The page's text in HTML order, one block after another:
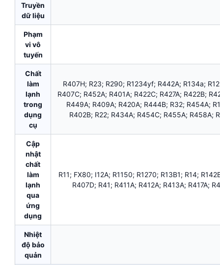
Truyền
dữ liệu
Phạm
vi vô
tuyến
Chất
làm
lạnh
trong
dụng
cụ
R407H; R23; R290; R1234yf; R442A; R134a;
R407C; R452A; R401A; R422C; R427A; R422B;
R449A; R409A; R420A; R444B; R32; R454A;
R402B; R22; R434A; R454C; R455A; R458A;
Cập
nhật
chất
làm
lạnh
qua
ứng
dụng
R11; FX80; I12A; R1150; R1270; R13B1; R14;
R407D; R41; R411A; R412A; R413A; R417A;
Nhiệt
độ bảo
quản